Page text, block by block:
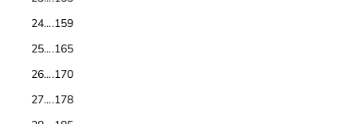
24....159
25....165
26....170
27....178